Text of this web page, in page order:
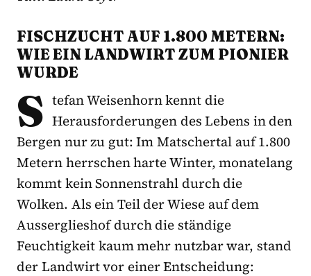
FISCHZUCHT AUF 1.800 METERN:
WIE EIN LANDWIRT ZUM PIONIER
WURDE
S tefan Weisenhorn kennt die
Herausforderungen des Lebens in den
Bergen nur zu gut: Im Matschertal auf 1.800
Metern herrschen harte Winter, monatelang
kommt kein Sonnenstrahl durch die
Wolken. Als ein Teil der Wiese auf dem
Ausserglieshof durch die ständige
Feuchtigkeit kaum mehr nutzbar war, stand
der Landwirt vor einer Entscheidung: